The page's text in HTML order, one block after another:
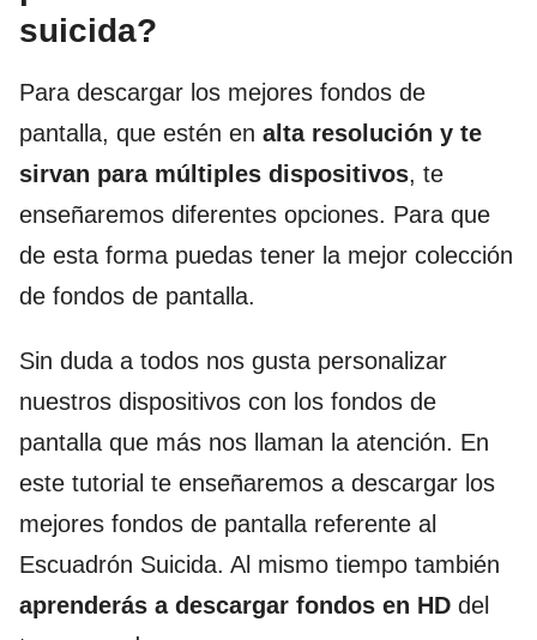
suicida?
Para descargar los mejores fondos de
pantalla, que estén en alta resolución y te
sirvan para múltiples dispositivos, te
enseñaremos diferentes opciones. Para que
de esta forma puedas tener la mejor colección
de fondos de pantalla.
Sin duda a todos nos gusta personalizar
nuestros dispositivos con los fondos de
pantalla que más nos llaman la atención. En
este tutorial te enseñaremos a descargar los
mejores fondos de pantalla referente al
Escuadrón Suicida. Al mismo tiempo también
aprenderás a descargar fondos en HD del